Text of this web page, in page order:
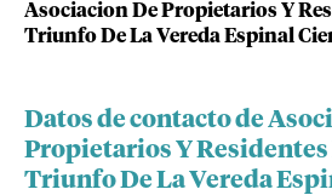
Asociacion De Propietarios Y
Triunfo De La Vereda Espinal
Datos de contacto de
Propietarios Y Residentes
Triunfo De La Vereda